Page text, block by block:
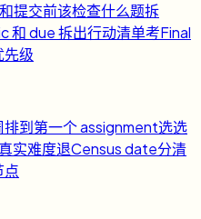
提交前该检查什么题拆
和 due 拆出行动清单考Final
先级
排到第一个 assignment选选
实难度退Census date分清
点